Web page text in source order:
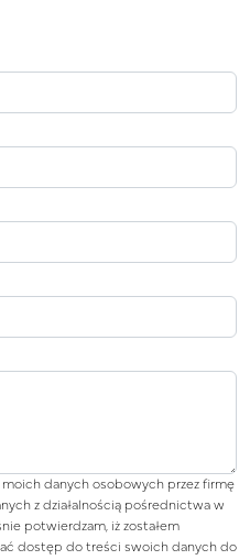
danych osobowych przez firmę
z działalnością pośrednictwa w
potwierdzam, iż zostałem
dostęp do treści swoich danych do